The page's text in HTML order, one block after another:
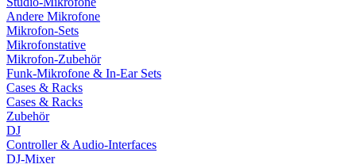
Andere Mikrofone
Mikrofon-Sets
Mikrofonstative
Mikrofon-Zubehör
Funk-Mikrofone & In-Ear Sets
Cases & Racks
Cases & Racks
Zubehör
DJ
Controller & Audio-Interfaces
DJ-Mixer